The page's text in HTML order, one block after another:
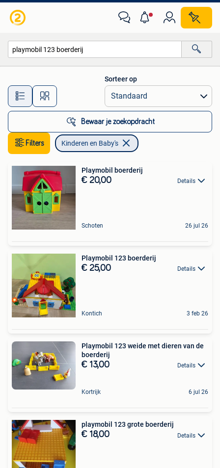
Alle afstanden…
Sorteer op
Bewaar je zoekopdracht
Filters Kinderen en Baby's
Playmobil boerderij
€ 20,00 Details
Schoten 26 jul 26
Playmobil 123 boerderij
€ 25,00 Details
Kontich 3 feb 26
Playmobil 123 weide met dieren van de
boerderij
€ 13,00 Details
Kortrijk 6 jul 26
playmobil 123 grote boerderij
€ 18,00 Details